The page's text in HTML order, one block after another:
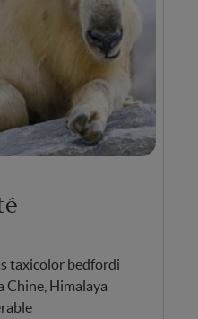
taxicolor bedfordi
Chine, Himalaya